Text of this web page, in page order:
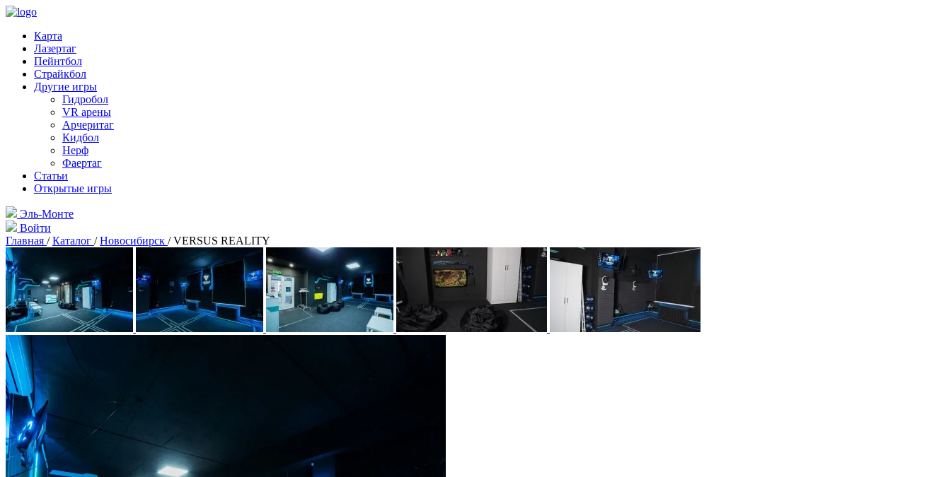
Карта
Лазертаг
Пейнтбол
Страйкбол
Другие игры
Гидробол
VR арены
Арчеритаг
Кидбол
Нерф
Фаертаг
Статьи
Открытые игры
Эль-Монте
Войти
Главная /Каталог /Новосибирск /VERSUS REALITY